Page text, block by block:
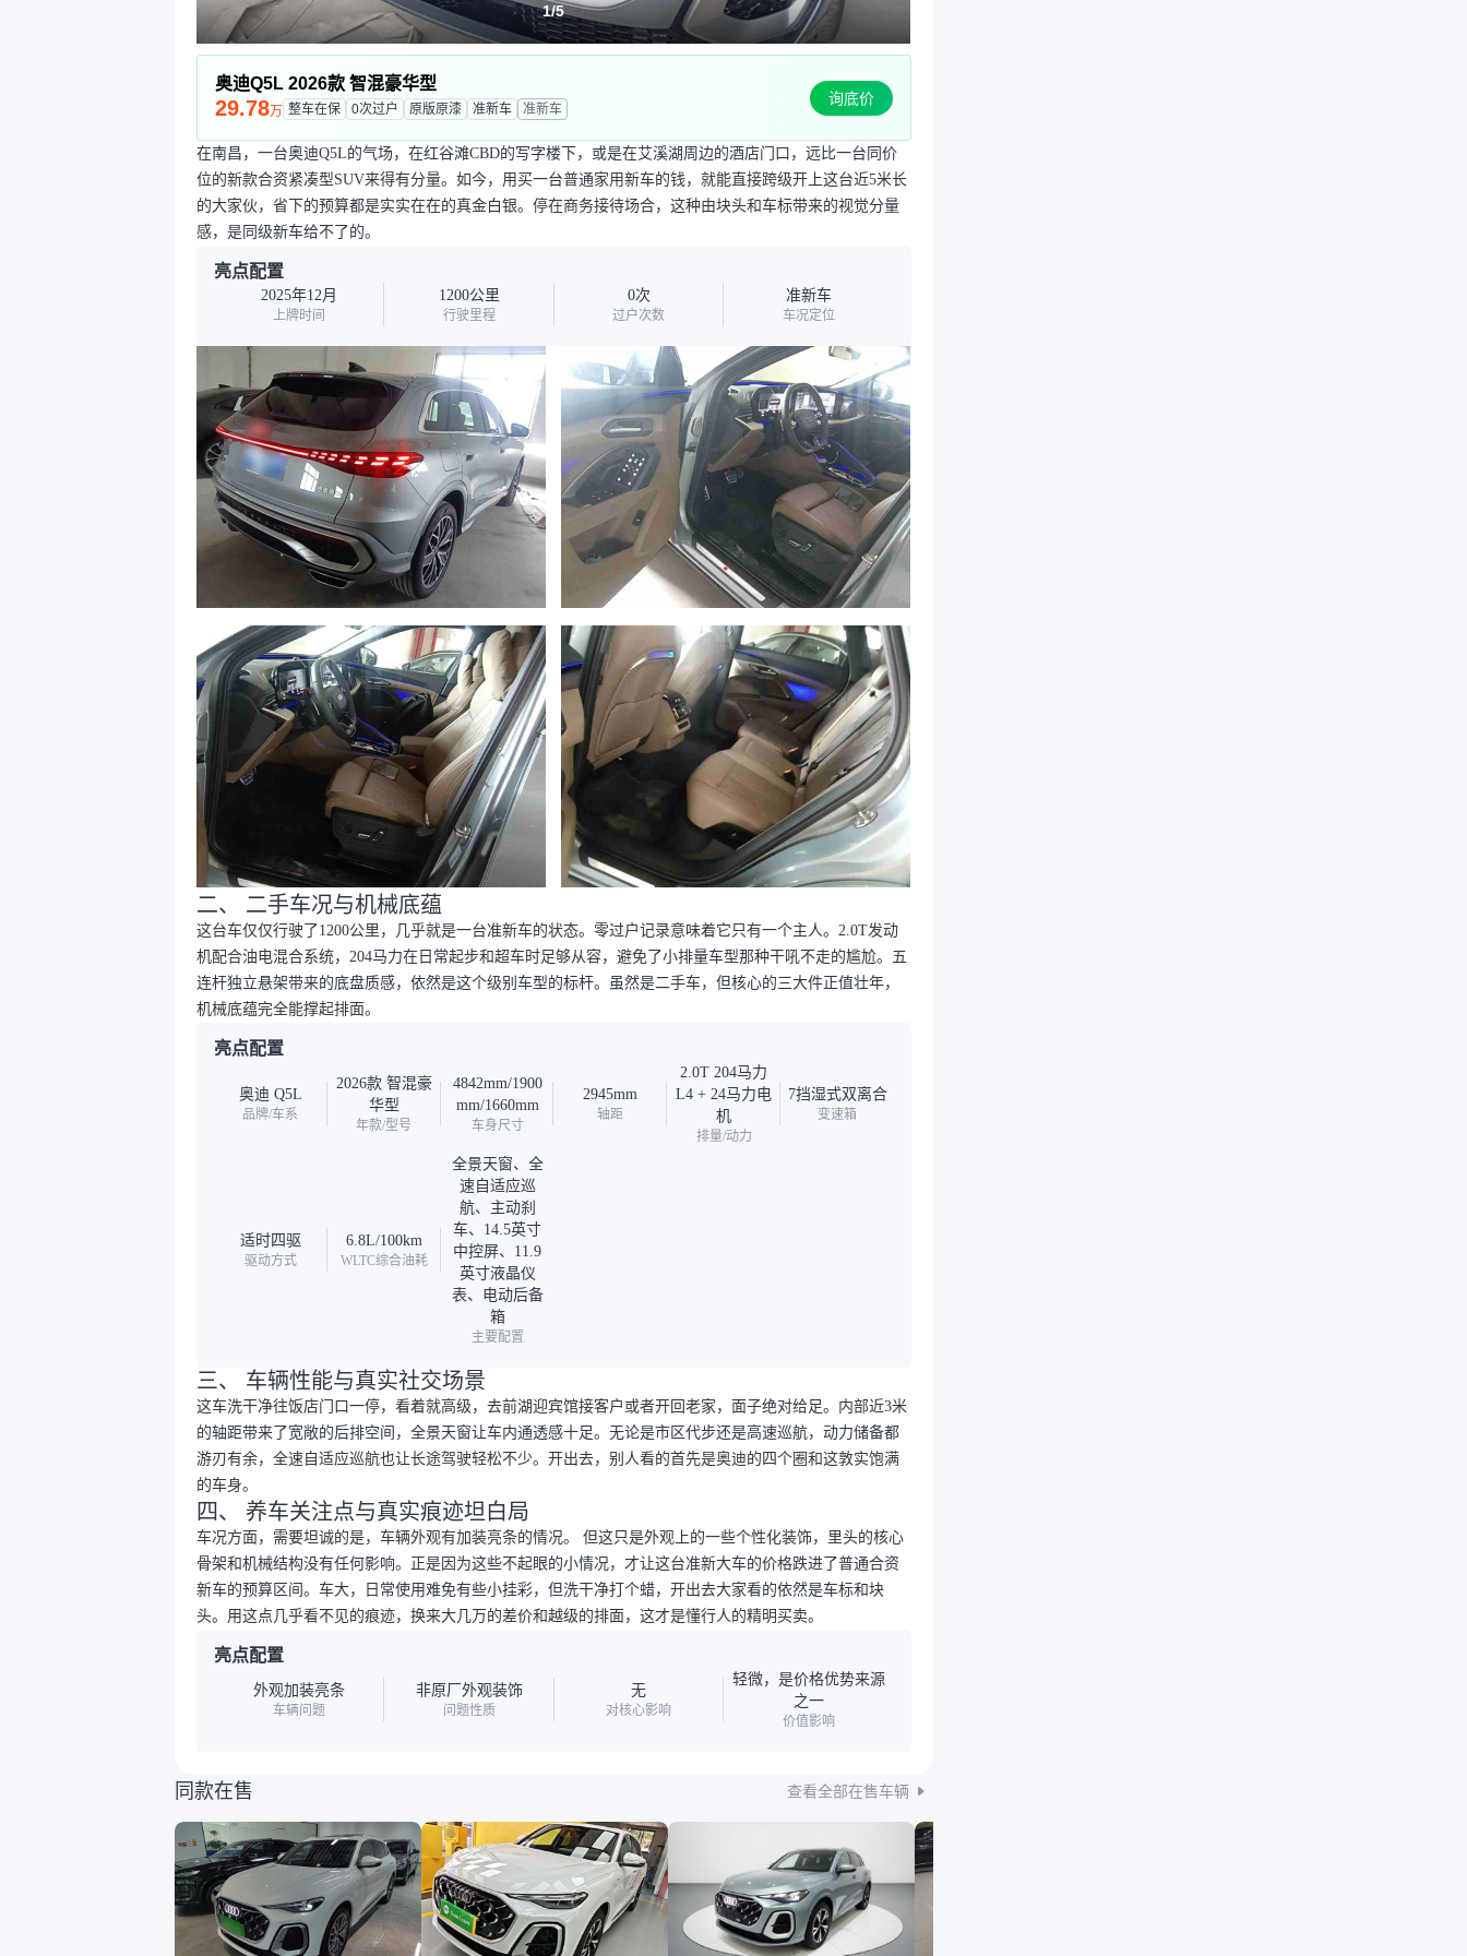
1/5
奥迪Q5L 2026款 智混豪华型
29.78万 整车在保 0次过户 原版原漆 准新车 准新车
询底价
在南昌，一台奥迪Q5L的气场，在红谷滩CBD的写字楼下，或是在艾溪湖周边的酒店门口，远比一台同价
位的新款合资紧凑型SUV来得有分量。如今，用买一台普通家用新车的钱，就能直接跨级开上这台近5米长
的大家伙，省下的预算都是实实在在的真金白银。停在商务接待场合，这种由块头和车标带来的视觉分量
感，是同级新车给不了的。
亮点配置
2025年12月
上牌时间
1200公里
行驶里程
0次
过户次数
准新车
车况定位
二、 二手车况与机械底蕴
这台车仅仅行驶了1200公里，几乎就是一台准新车的状态。零过户记录意味着它只有一个主人。2.0T发动
机配合油电混合系统，204马力在日常起步和超车时足够从容，避免了小排量车型那种干吼不走的尴尬。五
连杆独立悬架带来的底盘质感，依然是这个级别车型的标杆。虽然是二手车，但核心的三大件正值壮年，
机械底蕴完全能撑起排面。
亮点配置
奥迪 Q5L
品牌/车系
2026款 智混豪
华型
年款/型号
4842mm/1900
mm/1660mm
车身尺寸
2945mm
轴距
2.0T 204马力
L4 + 24马力电
机
排量/动力
7挡湿式双离合
变速箱
适时四驱
驱动方式
6.8L/100km
WLTC综合油耗
全景天窗、全
速自适应巡
航、主动刹
车、14.5英寸
中控屏、11.9
英寸液晶仪
表、电动后备
箱
主要配置
三、 车辆性能与真实社交场景
这车洗干净往饭店门口一停，看着就高级，去前湖迎宾馆接客户或者开回老家，面子绝对给足。内部近3米
的轴距带来了宽敞的后排空间，全景天窗让车内通透感十足。无论是市区代步还是高速巡航，动力储备都
游刃有余，全速自适应巡航也让长途驾驶轻松不少。开出去，别人看的首先是奥迪的四个圈和这敦实饱满
的车身。
四、 养车关注点与真实痕迹坦白局
车况方面，需要坦诚的是，车辆外观有加装亮条的情况。 但这只是外观上的一些个性化装饰，里头的核心
骨架和机械结构没有任何影响。正是因为这些不起眼的小情况，才让这台准新大车的价格跌进了普通合资
新车的预算区间。车大，日常使用难免有些小挂彩，但洗干净打个蜡，开出去大家看的依然是车标和块
头。用这点几乎看不见的痕迹，换来大几万的差价和越级的排面，这才是懂行人的精明买卖。
亮点配置
外观加装亮条
车辆问题
非原厂外观装饰
问题性质
无
对核心影响
轻微，是价格优势来源
之一
价值影响
同款在售 查看全部在售车辆